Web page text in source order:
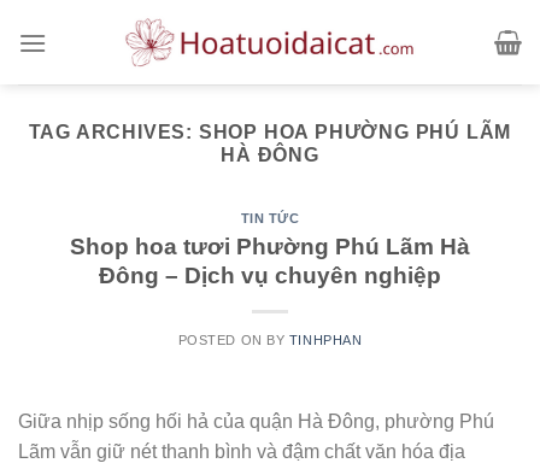
TAG ARCHIVES: SHOP HOA PHƯỜNG PHÚ LÃM
HÀ ĐÔNG
TIN TỨC
Shop hoa tươi Phường Phú Lãm Hà
Đông – Dịch vụ chuyên nghiệp
POSTED ON BY TINHPHAN
Giữa nhịp sống hối hả của quận Hà Đông, phường Phú
Lãm vẫn giữ nét thanh bình và đậm chất văn hóa địa